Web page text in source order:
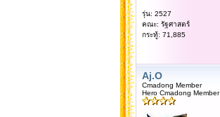
รุ่น: 2527
คณะ: รัฐศาสตร์
กระทู้: 71,885
Aj.O
Cmadong Member
Hero Cmadong Member